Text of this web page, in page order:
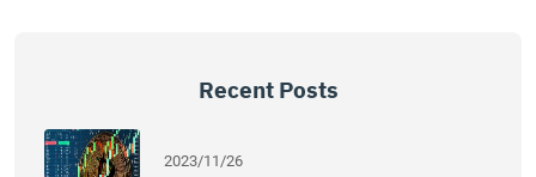
Recent Posts
2023/11/26